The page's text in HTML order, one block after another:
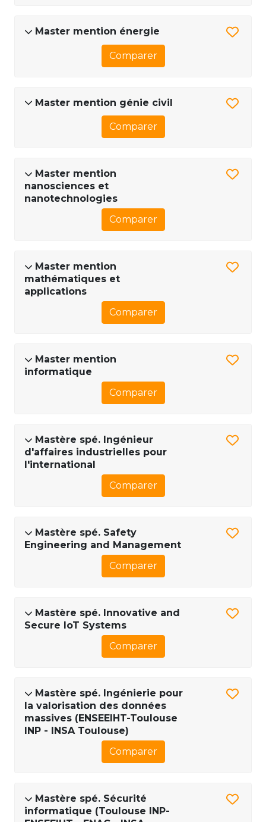
Master mention énergie
Comparer
Master mention génie civil
Comparer
Master mention
nanosciences et
nanotechnologies
Comparer
Master mention
mathématiques et
applications
Comparer
Master mention
informatique
Comparer
Mastère spé. Ingénieur
d'affaires industrielles pour
l'international
Comparer
Mastère spé. Safety
Engineering and Management
Comparer
Mastère spé. Innovative and
Secure IoT Systems
Comparer
Mastère spé. Ingénierie pour
la valorisation des données
massives (ENSEEIHT-Toulouse
INP - INSA Toulouse)
Comparer
Mastère spé. Sécurité
informatique (Toulouse INP-